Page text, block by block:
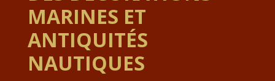
MARINES ET
ANTIQUITÉS
NAUTIQUES